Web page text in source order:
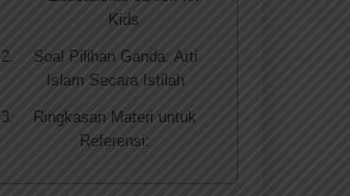
Kids
Soal Pilihan Ganda: Arti
Islam Secara Istilah
Ringkasan Materi untuk
Referensi: